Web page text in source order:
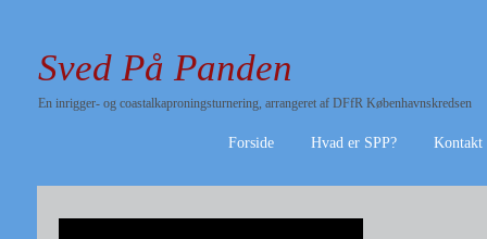
Sved På Panden
En inrigger- og coastalkaproningsturnering, arrangeret af DFfR Københavnskredsen
Forside Hvad er SPP? Kontakt